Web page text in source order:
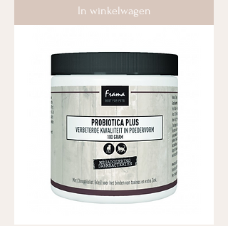
In winkelwagen